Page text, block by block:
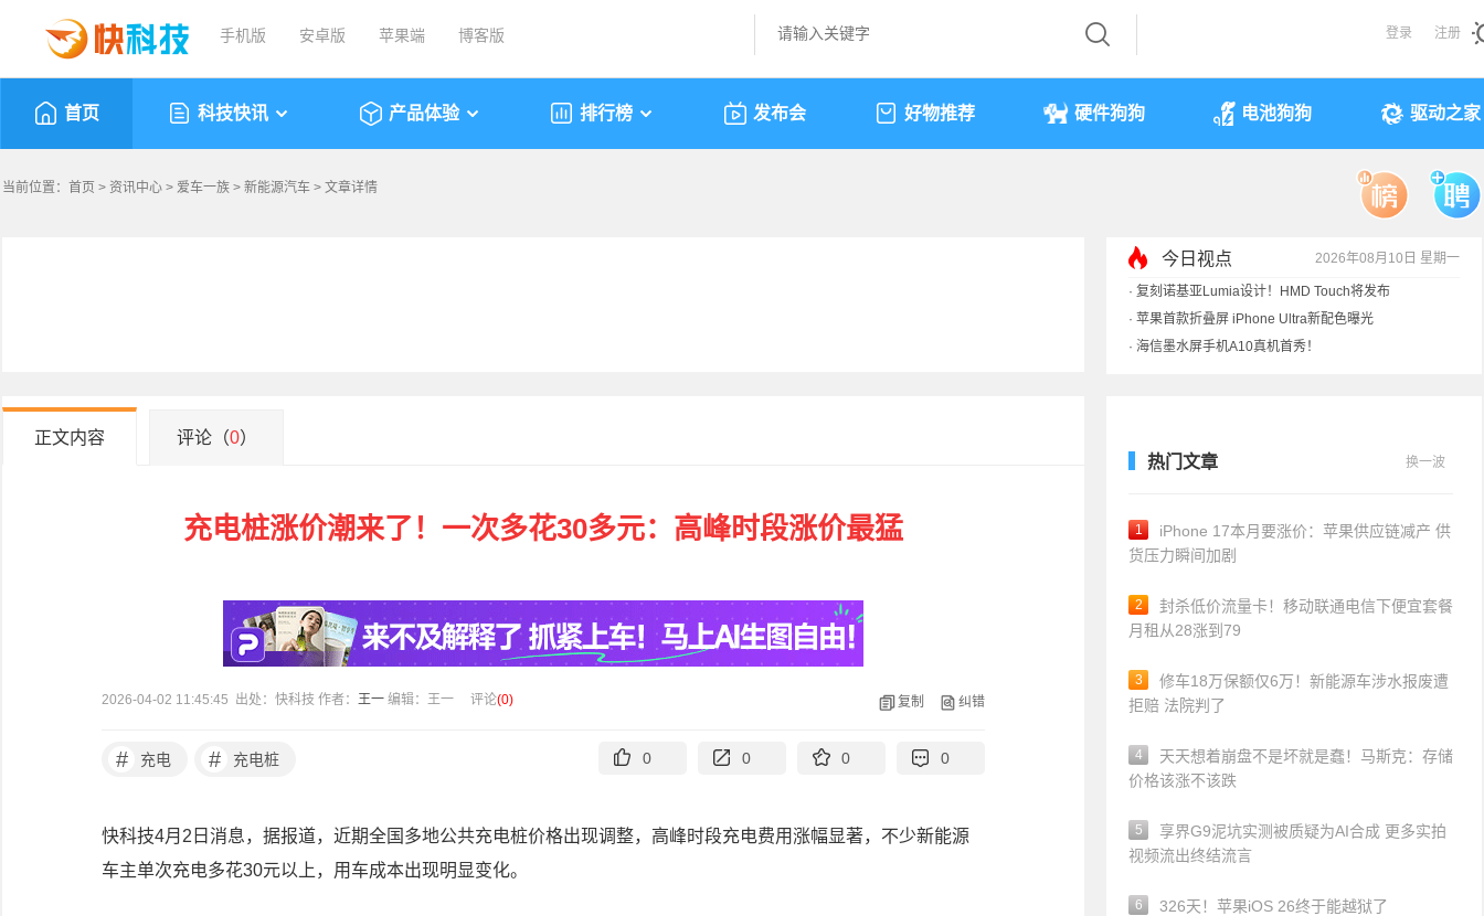
手机版 安卓版 苹果端 博客版 登录 注册
首页 科技快讯 产品体验 排行榜 发布会 好物推荐 硬件狗狗 电池狗狗 驱动之家
当前位置： 首页 > 资讯中心 > 爱车一族 > 新能源汽车 > 文章详情
今日视点 2026年08月10日 星期一
· 复刻诺基亚Lumia设计！HMD Touch将发布
· 苹果首款折叠屏 iPhone Ultra新配色曝光
· 海信墨水屏手机A10真机首秀！
正文内容 评论（0）
充电桩涨价潮来了！一次多花30多元：高峰时段涨价最猛
2026-04-02 11:45:45 出处：快科技 作者： 王一 编辑：王一 评论(0) 复制 纠错
# 充电 # 充电桩 0 0 0 0
快科技4月2日消息，据报道，近期全国多地公共充电桩价格出现调整，高峰时段充电费用涨幅显著，不少新能源
车主单次充电多花30元以上，用车成本出现明显变化。
热门文章 换一波
1
iPhone 17本月要涨价：苹果供应链减产 供
货压力瞬间加剧
2
封杀低价流量卡！移动联通电信下便宜套餐
月租从28涨到79
3
修车18万保额仅6万！新能源车涉水报废遭
拒赔 法院判了
4
天天想着崩盘不是坏就是蠢！马斯克：存储
价格该涨不该跌
5
享界G9泥坑实测被质疑为AI合成 更多实拍
视频流出终结流言
6 326天！苹果iOS 26终于能越狱了